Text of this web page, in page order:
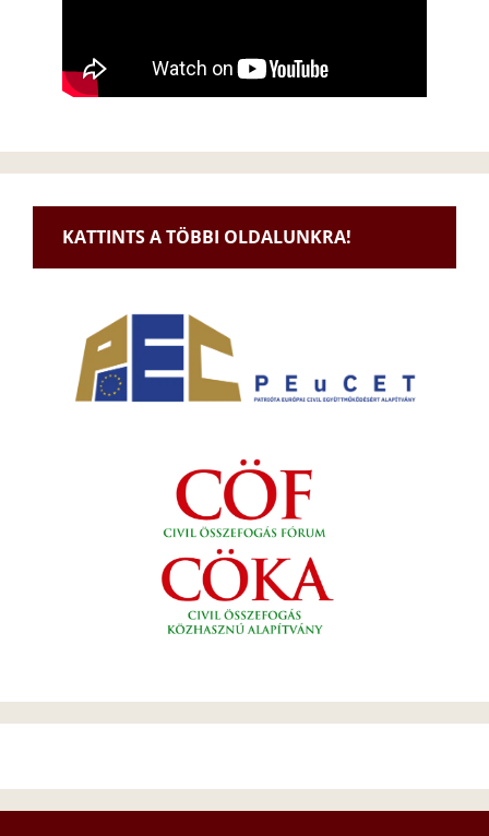
KATTINTS A TÖBBI OLDALUNKRA!